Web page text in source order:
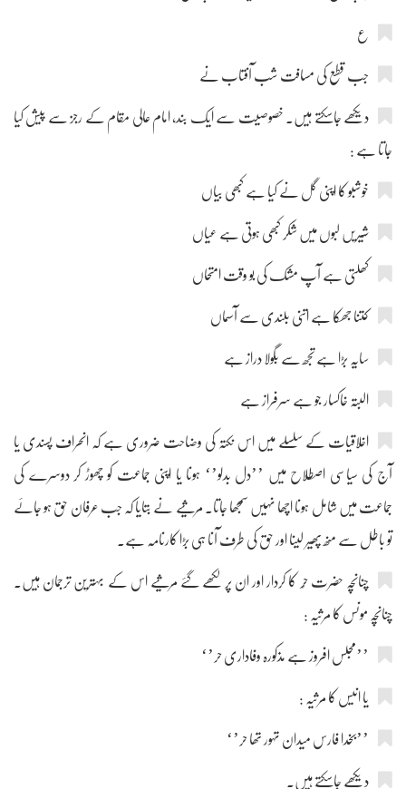
ع
جب قطع کی مسافت شب آفتاب نے
دیکھے جاسکتے ہیں۔ خصوصیت سے ایک بند، امام عالی مقام کے رجز سے پیش کیا
جاتا ہے :
خوشبو کا اپنی گل نے کیا ہے کبھی بیاں
شیریں لبوں میں شکر کبھی ہوتی ہے عیاں
کھلتی ہے آپ مشک کی بو وقت امتحاں
کتنا جھکا ہے اتنی بلندی سے آسماں
سایہ بڑا ہے تجھ سے بگولا دراز ہے
البتہ خاکسار جو ہے سرفراز ہے
اخلاقیات کے سلسلے میں اس نکتہ کی وضاحت ضروری ہے کہ انحراف پسندی یا
آج کی سیاسی اصطلاح میں ’’دل بدلو’‘ ہونا یا اپنی جماعت کو چھوڑ کر دوسرے کی
جماعت میں شامل ہونا اچھا نہیں سمجھا جاتا۔ مرثیے نے بتایا کہ جب عرفان حق ہو جائے
تو باطل سے منھ پھیر لینا اور حق کی طرف آنا ہی بڑا کارنامہ ہے۔
چنانچہ حضرت حُر کا کردار اور ان پر لکھے گئے مرثیے اس کے بہترین ترجمان ہیں۔
چنانچہ مونس کا مرثیہ :
’’مجلس افروز ہے مذکورہ وفاداری حر’‘
یا انیس کا مرثیہ :
’’بخدا فارس میدان تہور تھا حر’‘
دیکھے جاسکتے ہیں۔